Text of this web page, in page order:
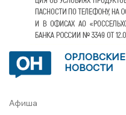
ОРЛОВСКИЕ
НОВОСТИ
Афиша